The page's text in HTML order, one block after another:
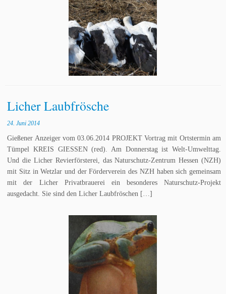
Licher Laubfrösche
24. Juni 2014
Gießener Anzeiger vom 03.06.2014 PROJEKT Vortrag mit Ortstermin am
Tümpel KREIS GIESSEN (red). Am Donnerstag ist Welt-Umwelttag.
Und die Licher Revierförsterei, das Naturschutz-Zentrum Hessen (NZH)
mit Sitz in Wetzlar und der Förderverein des NZH haben sich gemeinsam
mit der Licher Privatbrauerei ein besonderes Naturschutz-Projekt
ausgedacht. Sie sind den Licher Laubfröschen […]